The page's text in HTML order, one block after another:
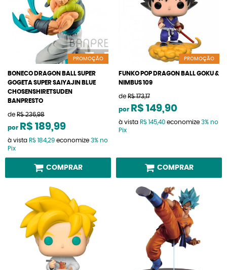
PROMOÇÃO
BONECO DRAGON BALL SUPER
GOGETA SUPER SAIYAJIN BLUE
CHOSENSHIRETSUDEN
BANPRESTO
de R$ 236,98
por R$ 189,99
à vista R$ 184,29 economize 3% no
Pix
COMPRAR
PROMOÇÃO
FUNKO POP DRAGON BALL GOKU &
NIMBUS 109
de R$ 173,17
por R$ 149,90
à vista R$ 145,40 economize 3% no
Pix
COMPRAR